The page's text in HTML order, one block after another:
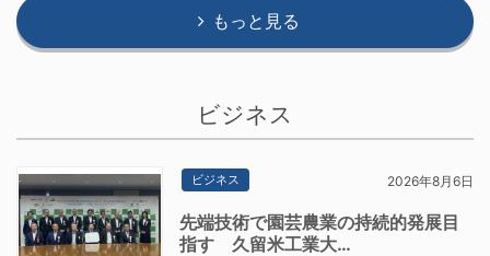
もっと見る
ビジネス
ビジネス 2026年8月6日
先端技術で園芸農業の持続的発展目
指す 久留米工業大…